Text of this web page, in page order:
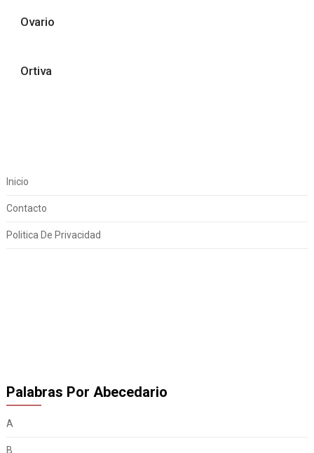
Ovario
Ortiva
Inicio
Contacto
Politica De Privacidad
Palabras Por Abecedario
A
B